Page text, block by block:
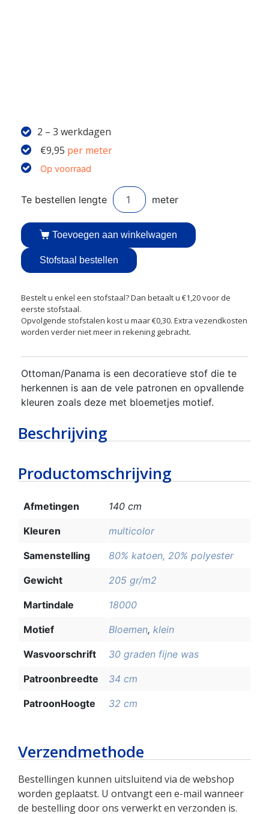
2 – 3 werkdagen
€9,95 per meter
Op voorraad
Toevoegen aan winkelwagen
Stofstaal bestellen
Bestelt u enkel een stofstaal? Dan betaalt u €1,20 voor de
eerste stofstaal.
Opvolgende stofstalen kost u maar €0,30. Extra vezendkosten
worden verder niet meer in rekening gebracht.
Ottoman/Panama is een decoratieve stof die te
herkennen is aan de vele patronen en opvallende
kleuren zoals deze met bloemetjes motief.
Beschrijving
Productomschrijving
Afmetingen 140 cm
Kleuren multicolor
Samenstelling 80% katoen, 20% polyester
Gewicht 205 gr/m2
Martindale 18000
Motief Bloemen, klein
Wasvoorschrift 30 graden fijne was
Patroonbreedte 34 cm
PatroonHoogte 32 cm
Verzendmethode
Bestellingen kunnen uitsluitend via de webshop
worden geplaatst. U ontvangt een e-mail wanneer
de bestelling door ons verwerkt en verzonden is.